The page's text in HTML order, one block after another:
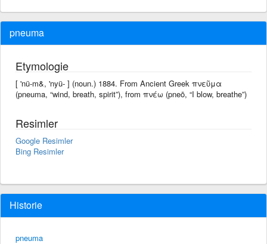
pneuma
Etymologie
[ 'nü-m&, 'nyü- ] (noun.) 1884. From Ancient Greek πνεῦμα
(pneuma, “wind, breath, spirit”), from πνέω (pneō, “I blow, breathe”)
Resimler
Google Resimler
Bing Resimler
Historie
pneuma